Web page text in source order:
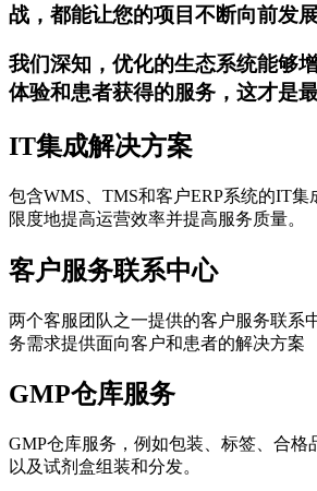
战，都能让您的项目不断向前发展
我们深知，优化的生态系统能够
体验和患者获得的服务，这才是最
IT集成解决方案
包含WMS、TMS和客户ERP系统的IT集
限度地提高运营效率并提高服务质量。
客户服务联系中心
两个客服团队之一提供的客户服务联系
务需求提供面向客户和患者的解决方案
GMP仓库服务
GMP仓库服务，例如包装、标签、合格
以及试剂盒组装和分发。